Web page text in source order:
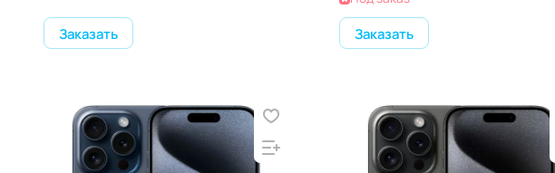
Заказать Заказать